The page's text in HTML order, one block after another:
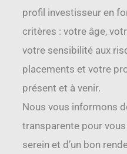
profil investisseur en
critères : votre âge,
votre sensibilité aux
placements et votre
présent et à venir.
Nous vous informons
transparente pour
serein et d’un bon